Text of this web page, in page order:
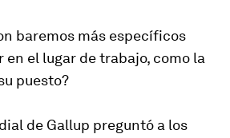
baremos más específicos
en el lugar de trabajo, como la
puesto?
de Gallup preguntó a los